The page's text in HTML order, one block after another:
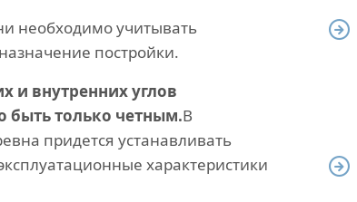
необходимо учитывать
постройки.
и внутренних углов
быть только четным.В
придется устанавливать
характеристики